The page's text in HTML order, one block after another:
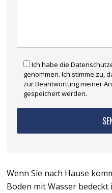
Ich habe die
genommen. Ich stimme zu,
zur Beantwortung meiner
gespeichert werden.
Wenn Sie nach Hause
Boden mit Wasser